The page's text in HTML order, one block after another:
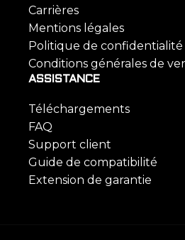
Carrières
Mentions légales
Politique de confidentialité
Conditions générales de
ASSISTANCE
Téléchargements
FAQ
Support client
Guide de compatibilité
Extension de garantie